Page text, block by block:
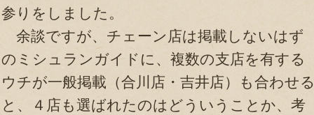
参りをしました。
余談ですが、チェーン店は掲載しないはず
のミシュランガイドに、複数の支店を有する
ウチが一般掲載（合川店・吉井店）も合わせ
と、４店も選ばれたのはどういうことか、考